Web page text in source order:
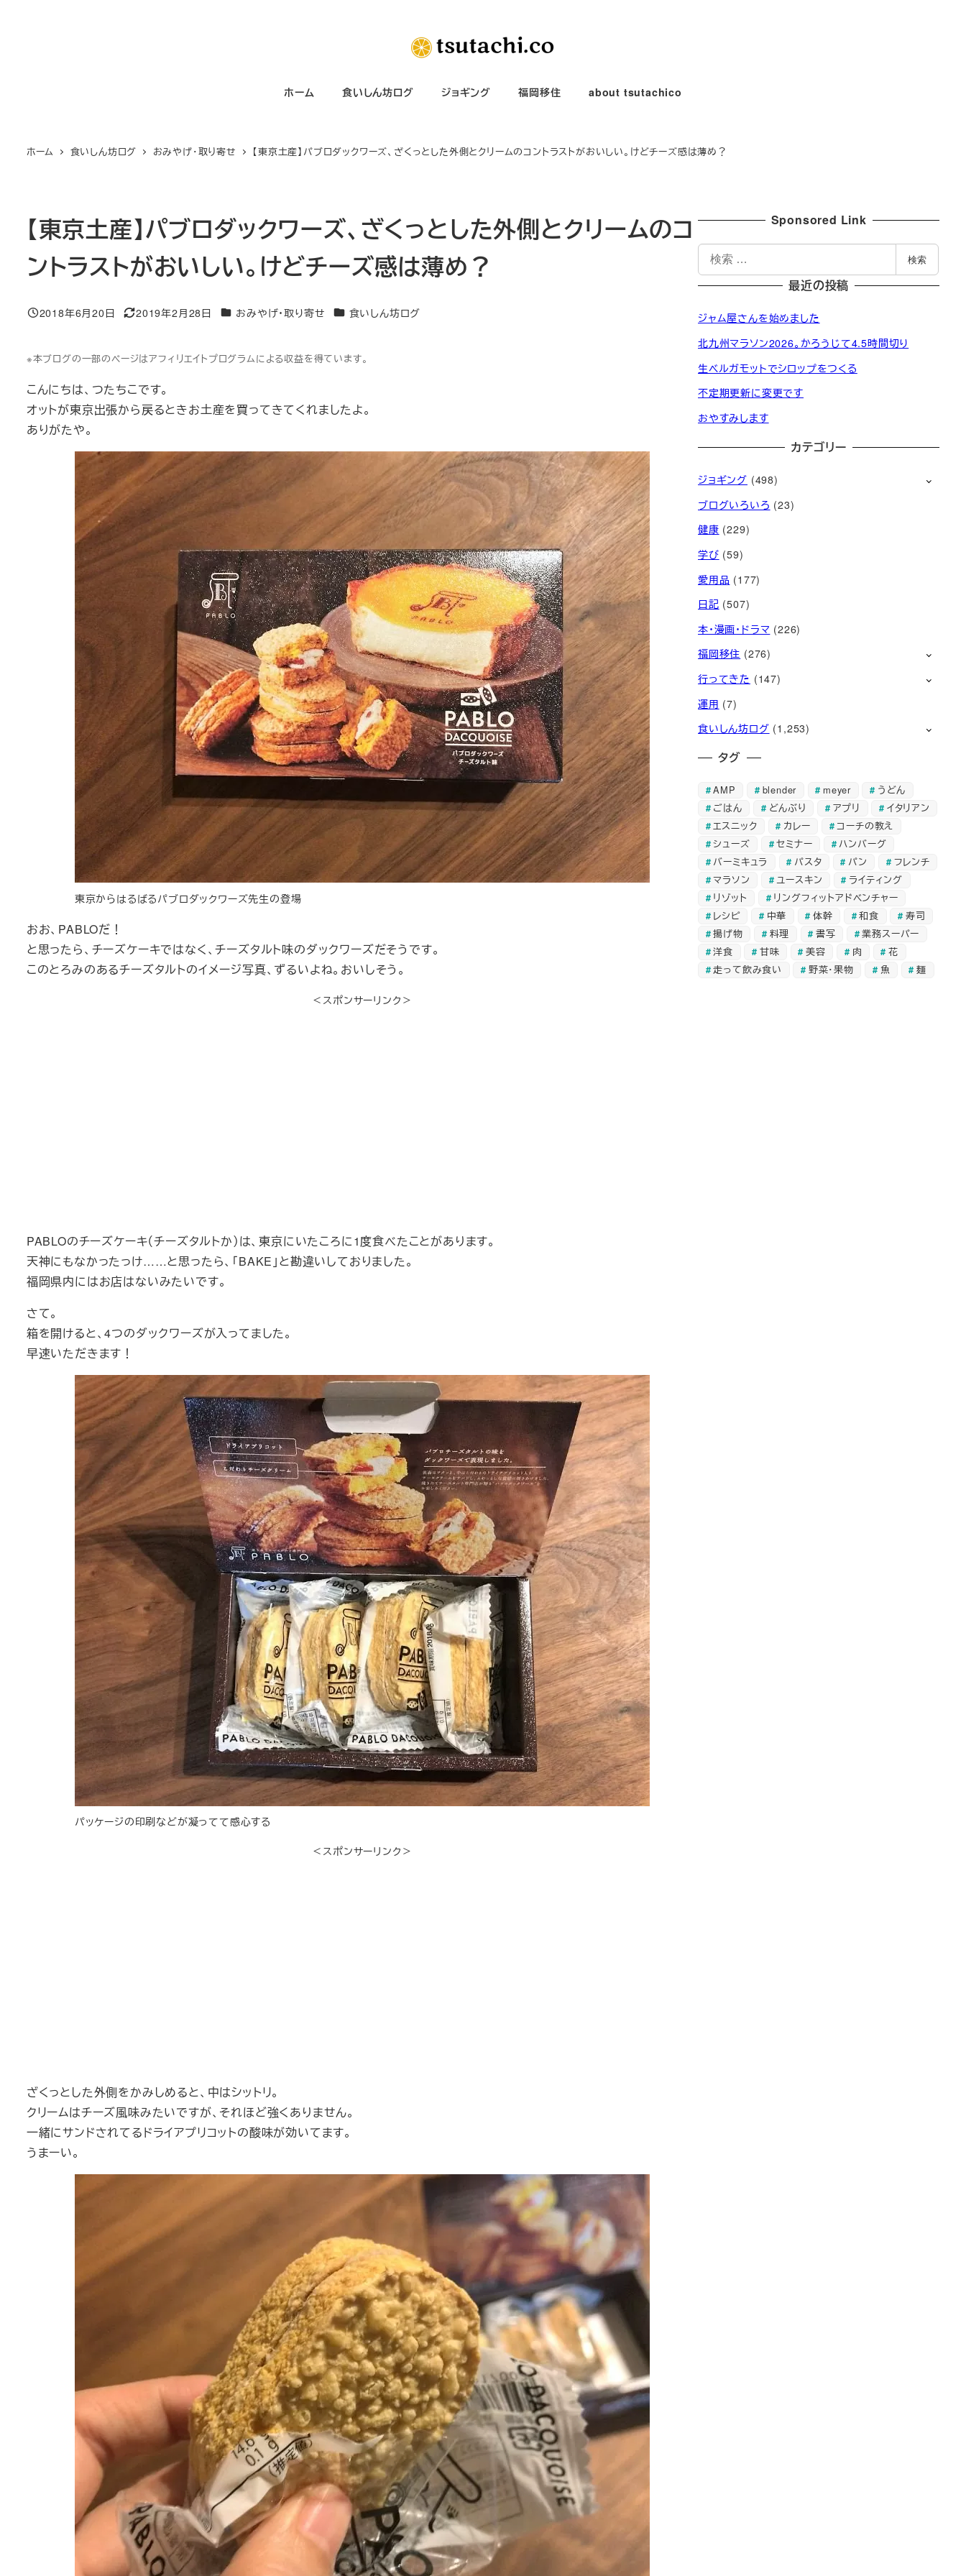
ホーム 食いしん坊ログ ジョギング 福岡移住 about tsutachico
ホーム 食いしん坊ログ おみやげ・取り寄せ 【東京土産】パブロダックワーズ、ざくっとした外側とクリームのコントラストがおいしい。けどチーズ感は薄め？
【東京土産】パブロダックワーズ、ざくっとした外側とクリームのコ
ントラストがおいしい。けどチーズ感は薄め？
投稿日
2018年6月20日
更新日
2019年2月28日 カテゴリー
おみやげ・取り寄せ カテゴリー
食いしん坊ログ
※本ブログの一部のページはアフィリエイトプログラムによる収益を得ています。
こんにちは、つたちこです。
オットが東京出張から戻るときお土産を買ってきてくれましたよ。
ありがたや。
東京からはるばるパブロダックワーズ先生の登場
おお、PABLOだ！
と思ったら、チーズケーキではなく、チーズタルト味のダックワーズだそうです。
このとろみのあるチーズタルトのイメージ写真、ずるいよね。おいしそう。
＜スポンサーリンク＞
PABLOのチーズケーキ（チーズタルトか）は、東京にいたころに1度食べたことがあります。
天神にもなかったっけ……と思ったら、「BAKE」と勘違いしておりました。
福岡県内にはお店はないみたいです。
さて。
箱を開けると、4つのダックワーズが入ってました。
早速いただきます！
パッケージの印刷などが凝ってて感心する
＜スポンサーリンク＞
ざくっとした外側をかみしめると、中はシットリ。
クリームはチーズ風味みたいですが、それほど強くありません。
一緒にサンドされてるドライアプリコットの酸味が効いてます。
うまーい。
Sponsored Link
索
検索
最近の投稿
ジャム屋さんを始めました
北九州マラソン2026。かろうじて4.5時間切り
生ベルガモットでシロップをつくる
不定期更新に変更です
おやすみします
カテゴリー
ジョギング (498)
ブログいろいろ (23)
健康 (229)
学び (59)
愛用品 (177)
日記 (507)
本・漫画・ドラマ (226)
福岡移住 (276)
行ってきた (147)
運用 (7)
食いしん坊ログ (1,253)
タグ
AMP blender meyer
うどん
ごはん
どんぶり アプリ
イタリアン
エスニック
カレー
コーチの教え
シューズ
セミナー
ハンバーグ
バーミキュラ
パスタ パン
フレンチ
マラソン
ユースキン
ライティング
リゾット
リングフィットアドベンチャー
レシピ
中華 体幹 和食
寿司
揚げ物
料理 書写
業務スーパー
洋食
甘味 美容 肉
花
走って飲み食い
野菜・果物 魚 麺